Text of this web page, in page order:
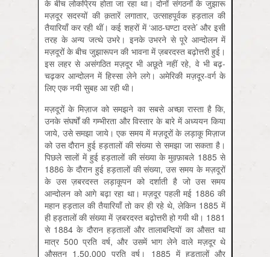
के बीच लोकप्रिय होता जा रहा था। दोनों संगठनों के जुझारू
मज़दूर सदस्यों की क़तारें लगातार, उत्साहपूर्वक हड़ताल की
तैयारियाँ कर रही थीं। कई शहरों में ‘आठ-घण्टा दस्ते’ और इसी
तरह के अन्य जत्थे उभरे। इनके उभरने से पूरे आन्दोलन में
मज़दूरों के बीच जुझारूपन की भावना में ज़बरदस्त बढ़ोत्तरी हुई।
इस लहर से असंगठित मज़दूर भी अछूते नहीं रहे, वे भी बढ़-
चढ़कर आन्दोलन में हिस्सा लेने लगे। अमेरिकी मज़दूर-वर्ग के
लिए एक नयी सुबह आ रही थी।
मज़दूरों के मिज़ाज को समझने का सबसे अच्छा रास्ता है कि,
उनके संघर्षों की गम्भीरता और विस्तार के बारे में अध्ययन किया
जाये, उसे समझा जाये। एक समय में मज़दूरों के लड़ाकू मिज़ाज
को उस दौरान हुई हड़तालों की संख्या से समझा जा सकता है।
पिछले सालों में हुई हड़तालों की संख्या के मुव़फ़ाबले 1885 से
1886 के दौरान हुई हड़तालों की संख्या, उस समय के मज़दूरों
के उस ज़बरदस्त लड़ाकूपन को दर्शाती है जो उस समय
आन्दोलन को आगे बढ़ा रहा था। मज़दूर पहली मई 1886 की
महान हड़ताल की तैयारियाँ तो कर ही रहे थे, लेकिन 1885 में
ही हड़तालों की संख्या में ज़बरदस्त बढ़ोत्तरी हो गयी थी। 1881
से 1884 के दौरान हड़तालों और तालाबन्दियों का औसत था
मात्र 500 प्रति वर्ष, और उसमें भाग लेने वाले मज़दूर थे
औसतन 1,50,000 प्रति वर्ष। 1885 में हड़तालों और